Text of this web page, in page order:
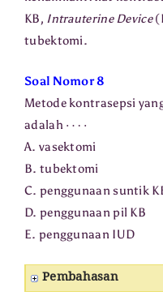
KB, Intrauterine Device
tubektomi.
Soal Nomor 8
Metode kontrasepsi
adalah
A. vasektomi
B. tubektomi
C. penggunaan suntik
D. penggunaan pil KB
E. penggunaan IUD
Pembahasan